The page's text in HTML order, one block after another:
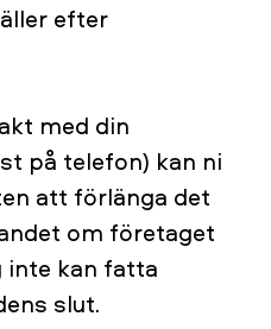
efter
med din
på telefon) kan ni
att förlänga det
om företaget
inte kan fatta
slut.